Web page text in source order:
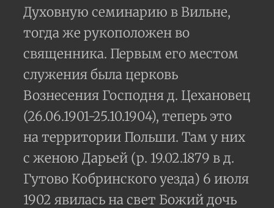
Духовную семинарию в Вильне,
тогда же рукоположен во
священника. Первым его местом
служения была церковь
Вознесения Господня д. Цехановец
(26.06.1901-25.10.1904), теперь это
на территории Польши. Там у них
с женою Дарьей (р. 19.02.1879 в д.
Гутово Кобринского уезда) 6 июля
1902 явилась на свет Божий дочь